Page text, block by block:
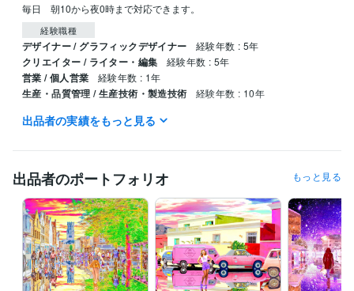
毎日　朝10から夜0時まで対応できます。
経験職種
デザイナー / グラフィックデザイナー 経験年数 : 5年
クリエイター / ライター・編集 経験年数 : 5年
営業 / 個人営業 経験年数 : 1年
生産・品質管理 / 生産技術・製造技術 経験年数 : 10年
職歴
動画編集・映像制作 画像合成、画像修正、タイトル制作、ブログ
合成画像 合成写真 タイトル制作 表紙制作
ブログ記事
アフェリエイト
ニュース記事 スチームパンク サイバーパンク 小説
学歴
東京都立工芸高等学校 1988年3月 ~ 1990年2月
出品者の実績をもっと見る
出品者のポートフォリオ もっと見る